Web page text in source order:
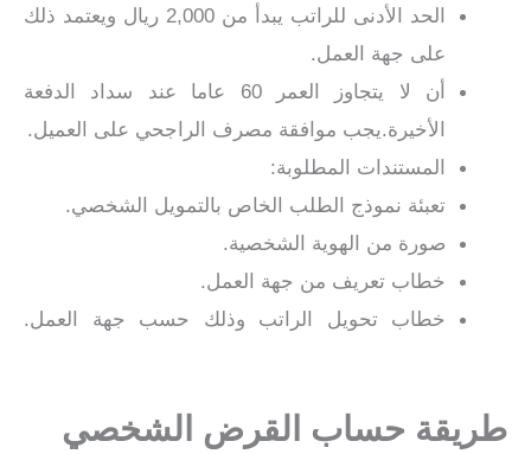
الحد الأدنى للراتب يبدأ من 2,000 ريال ويعتمد ذلك
على جهة العمل.
أن لا يتجاوز العمر 60 عاما عند سداد الدفعة
الأخيرة.يجب موافقة مصرف الراجحي على العميل.
المستندات المطلوبة:
تعبئة نموذج الطلب الخاص بالتمويل الشخصي.
صورة من الهوية الشخصية.
خطاب تعريف من جهة العمل.
خطاب تحويل الراتب وذلك حسب جهة العمل.
طريقة حساب القرض الشخصي